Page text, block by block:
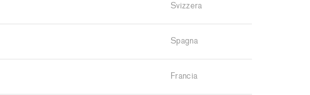
Svizzera
Spagna
Francia